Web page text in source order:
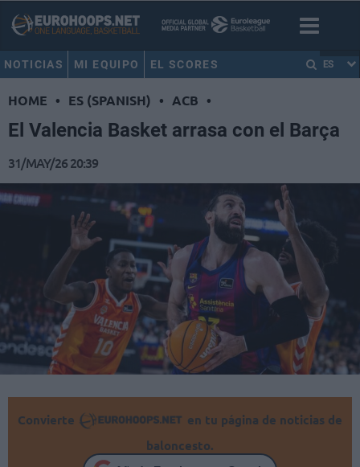
NOTICIAS MI EQUIPO EL SCORES ES
HOME • ES (SPANISH) • ACB •
El Valencia Basket arrasa con el Barça
31/MAY/26 20:39
Convierte
en tu página de noticias de
baloncesto.